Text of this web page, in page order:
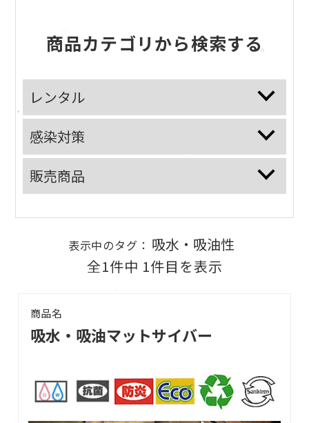
会社案内
CSR活動
商品カテゴリから検索する
レンタル
感染対策
販売商品
表示中のタグ： 吸水・吸油性
全1件中 1件目を表示
商品名
吸水・吸油マットサイバー